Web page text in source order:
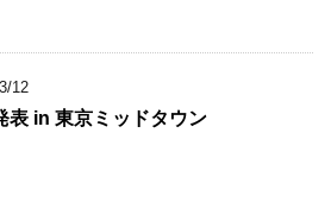
12
表 in 東京ミッドタウン